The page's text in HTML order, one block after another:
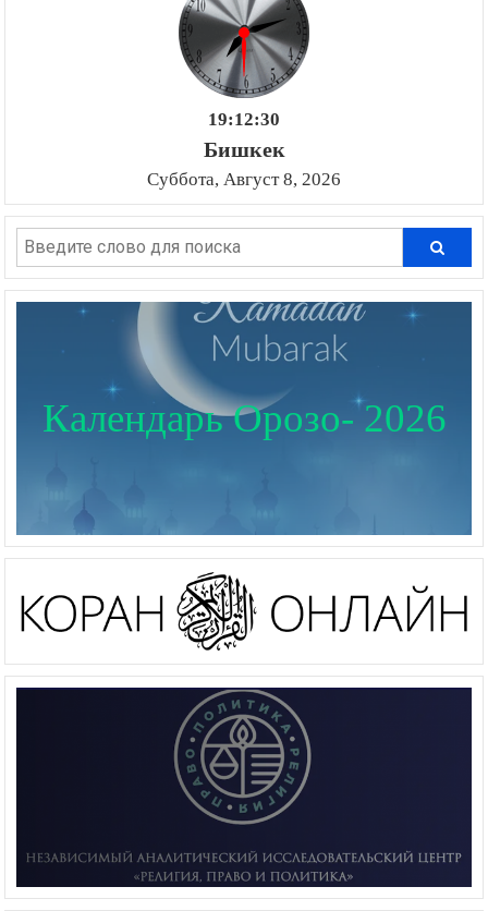
19:12:31
Бишкек
Суббота, Август 8, 2026
Календарь Орозо- 2026